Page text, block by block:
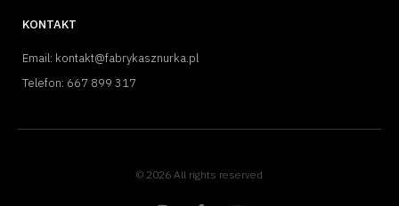
KONTAKT
Email: kontakt@fabrykasznurka.pl
Telefon: 667 899 317
© 2026 All rights reserved